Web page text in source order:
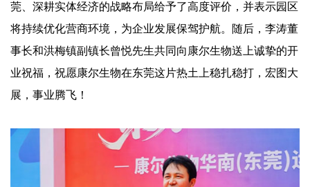
莞、深耕实体经济的战略布局给予了高度评价，并表示园区
将持续优化营商环境，为企业发展保驾护航。随后，李涛董
事长和洪梅镇副镇长曾悦先生共同向康尔生物送上诚挚的开
业祝福，祝愿康尔生物在东莞这片热土上稳扎稳打，宏图大
展，事业腾飞！